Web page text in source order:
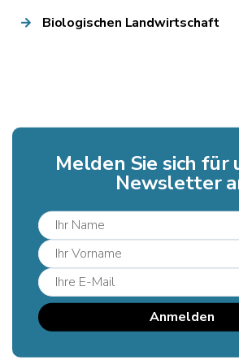
Biologischen Landwirtschaft
Melden Sie sich für
Newsletter